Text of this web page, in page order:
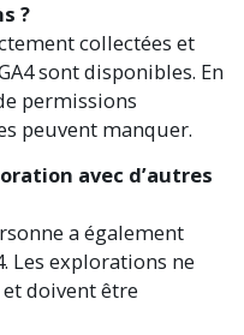
?
collectées et
sont disponibles. En
permissions
peuvent manquer.
avec d’autres
a également
Les explorations ne
doivent être